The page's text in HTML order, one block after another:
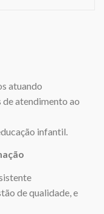
atuando
atendimento ao
infantil.
de qualidade, e